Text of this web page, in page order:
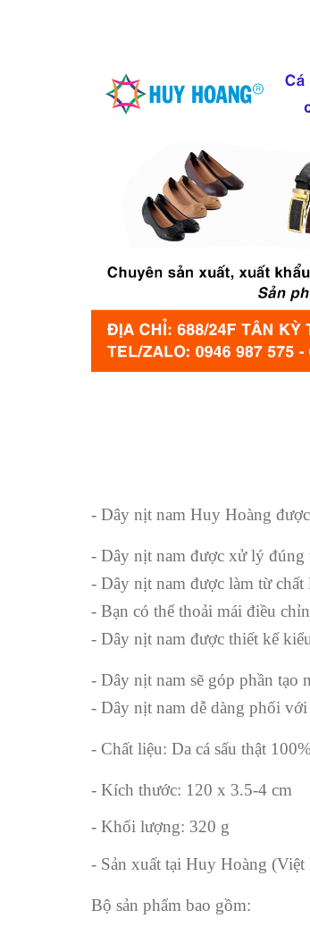
- Dây nịt nam Huy Hoàng
- Dây nịt nam được xử lý đúng
- Dây nịt nam được làm từ chất
- Bạn có thể thoải mái điều
- Dây nịt nam được thiết kế
- Dây nịt nam sẽ góp phần tạo
- Dây nịt nam dễ dàng phối
- Chất liệu: Da cá sấu thật 100%
- Kích thước: 120 x 3.5-4 cm
- Khối lượng: 320 g
- Sản xuất tại Huy Hoàng (Việt
Bộ sản phẩm bao gồm: